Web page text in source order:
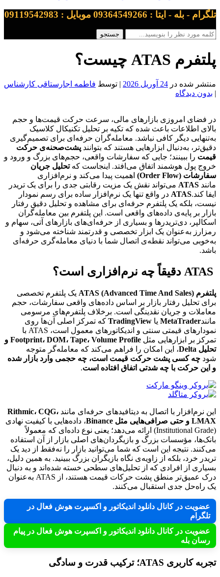
تلگرام - بله - ایتا : 09364549266 موبایل : 09119542983
پلتفرم ATAS چیست؟
منتشر شده در 24 آوریل 2026 | توسط فاطمه اجارستاقی کارشناس
| بدون دیدگاه
در فضای امروزی بازارهای مالی، سرعت حرکت قیمت‌ها و حجم
بالای اطلاعات باعث شده که تکیه بر تحلیل تکنیکال کلاسیک
به‌تنهایی دیگر کافی نباشد. معامله‌گران حرفه‌ای برای تصمیم‌گیری
دقیق‌تر، به‌دنبال ابزارهایی هستند که بتوانند پشت‌صحنه‌ی حرکت
قیمت را ببینند؛ جایی که سفارشات واقعی، حجم‌های بزرگ و ورود و
خروج پول هوشمند اتفاق می‌افتد. اینجاست کهتحلیل جریان
سفارشات (Order Flow)
اهمیت پیدا می‌کند و نرم‌افزاری
مانند ATAS می‌تواند نقش یک مزیت رقابتی جدی را برای یک تریدر
ایفا کند.ATAS در واقع تنها یک نرم‌افزار ساده برای رسم نمودار
نیست، بلکه یک پلتفرم حرفه‌ای برای مشاهده و تحلیل دقیق رفتار
بازار بر پایه‌ی داده‌های واقعی است. این پلتفرم بین معامله‌گران
اسکالپر، دی‌تریدرها و بسیاری از حرفه‌ای‌های بازارهای آتی، سهام و
رمزارز به‌عنوان یک ابزار تخصصی و قدرتمند شناخته می‌شود و
به‌خوبی می‌تواند نقطه‌ی اتصال شما با دنیای معامله‌گری حرفه‌ای
باشد.
پلتفرم ATAS (Advanced Time And Sales)
یک پلتفرم تخصصی
برای تحلیل رفتار بازار بر اساس داده‌های واقعی سفارشات، حجم
معاملات و جریان نقدینگی است. برخلاف پلتفرم‌های مرسومی
مانندMetaTrader یا TradingView که تمرکز اصلی آن‌ها روی
نمودارهای قیمتی سنتی و اندیکاتورهای معمول است، ATAS با
تمرکز بر ابزارهایی مثل
Footprint، DOM، Tape، Volume Profile و
تحلیل Delta
، این امکان را فراهم می‌کند که معامله‌گر متوجه
شود چه کسی پشت حرکت قیمت است، چه حجمی وارد بازار شده
و این حرکت با چه شدتی اتفاق افتاده است.
این نرم‌افزار با اتصال به دیتافیدهای حرفه‌ای مانند Rithmic، CQG،
LMAX و حتی صرافی‌هایی مثل Binance
، داده‌هایی با کیفیت نهادی
(Institutional Grade) ارائه می‌دهد؛ یعنی نوع داده‌ای که معمولاً
بانک‌ها، مؤسسات بزرگ و بازیگردان‌های اصلی بازار از آن استفاده
می‌کنند. نتیجه این است که شما می‌توانید بازار را نه‌فقط از دید یک
تریدر خرد، بلکه از زاویه‌ی نگاه بازیگران بزرگ ببینید. به همین دلیل،
بسیاری از افرادی که از تحلیل‌های سطحی خسته شده‌اند و به دنبال
درک عمیق‌تر منطق پشت حرکات قیمت هستند، از ATAS به‌عنوان
یک راه‌حل جدی استقبال می‌کنند.
عضویت در کانال دانلود اندیکاتور و اکسپرت هوش فعال در
تلگرام
عضویت در کانال دانلود اندیکاتور و اکسپرت هوش فعال در پیام
رسان بله
تجربه کاربری ATAS؛ ترکیب قدرت و سادگی